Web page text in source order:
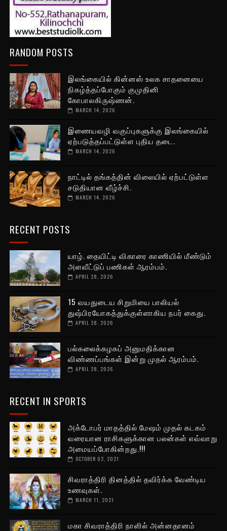
RANDOM POSTS
இலங்கையில் கின்னஸ் உலக சாதனையை
நிகழ்த்தப்போகும் குமுதினி
கோபாலகிருஷ்ணன்.
MARCH 14, 2026
இணையவழி வகுப்புகளுக்கு இலங்கையில்
ஏற்படுத்தப்பட்டுள்ள புதிய தடை.
MARCH 14, 2026
நாட்டில் தங்கத்தின் விலையில் ஏற்பட்டுள்ள
சடுதியான வீழ்ச்சி.
MARCH 14, 2026
RECENT POSTS
யாழ். தையிட்டி விகாரை காணியில் மீண்டும்
அளவீட்டுப் பணிகள் ஆரம்பம்.
APRIL 28, 2026
15 வயதுடைய சிறுமியை பாலியல்
துஷ்பிரயோகத்துக்குள்ளாகிய நபர் கைது.
APRIL 28, 2026
பல்கலைக்கழகப் அனுமதிக்கான
விண்ணப்பங்கள் இன்று முதல் ஆரம்பம்.
APRIL 28, 2026
RECENT IN SPORTS
அக்டோபர் மாதத்தில் மேஷம் முதல் கடகம்
வரையான ராசிகளுக்கான பலன்கள் எவ்வாறு
அமையப்போகின்றது.!!!
OCTOBER 02, 2021
சிவராத்திரி தினத்தில் தவிர்க்க வேண்டிய
உணவுகள்.
MARCH 11, 2021
மகா சிவராத்திரி நாளில் அன்னதானம்